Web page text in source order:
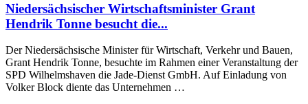
Niedersächsischer Wirtschaftsminister Grant
Hendrik Tonne besucht die...
Der Niedersächsische Minister für Wirtschaft, Verkehr und Bauen,
Grant Hendrik Tonne, besuchte im Rahmen einer Veranstaltung der
SPD Wilhelmshaven die Jade-Dienst GmbH. Auf Einladung von
Volker Block diente das Unternehmen …